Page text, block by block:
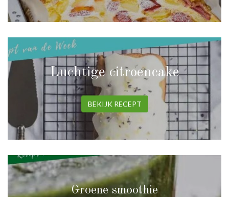
Luchtige citroencake
BEKIJK RECEPT
Groene smoothie